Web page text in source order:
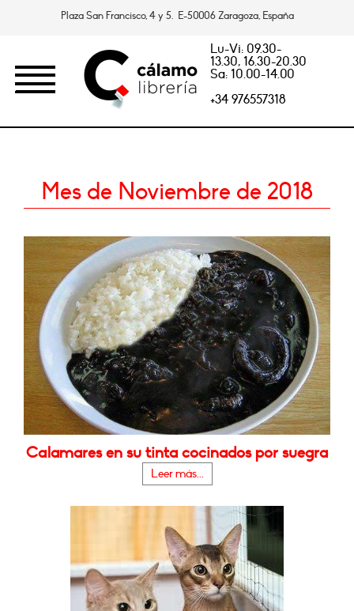
Plaza San Francisco, 4 y 5. E-50006 Zaragoza, España
Lu-Vi: 09.30-
13.30, 16.30-20.30
Sa: 10.00-14.00
+34 976557318
Mes de Noviembre de 2018
Calamares en su tinta cocinados por suegra
Leer más...